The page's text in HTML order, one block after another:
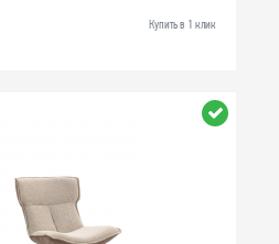
Купить в 1 клик